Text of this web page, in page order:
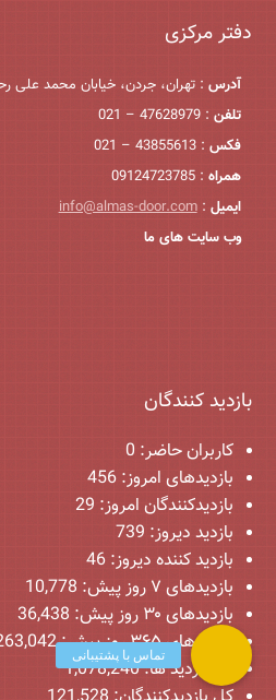
دفتر مرکزی
آدرس : تهران، جردن، خیابان محمد علی رحیمی،
تلفن : 47628979 – 021
فکس : 43855613 – 021
همراه : 09124723785
ایمیل :
info@almas-door.com
وب سایت های ما
بازدید کنندگان
کاربران حاضر: 0
بازدیدهای امروز:456
بازدیدکنندگان امروز: 29
بازدید دیروز: 739
بازدید کننده دیروز:46
بازدیدهای ۷ روز پیش:
10,778
بازدیدهای ۳۰ روز پیش:
36,438
بازدیدهای ۳۶۵ روز پیش:
کل بازدید ها:1,078,240